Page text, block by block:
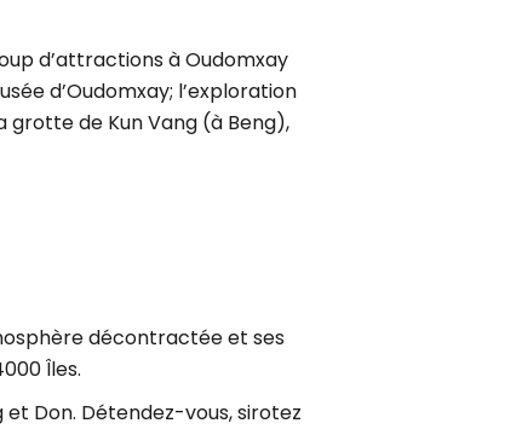
d’attractions à Oudomxay
d’Oudomxay; l’exploration
grotte de Kun Vang (à Beng),
décontractée et ses
Îles.
Don. Détendez-vous, sirotez